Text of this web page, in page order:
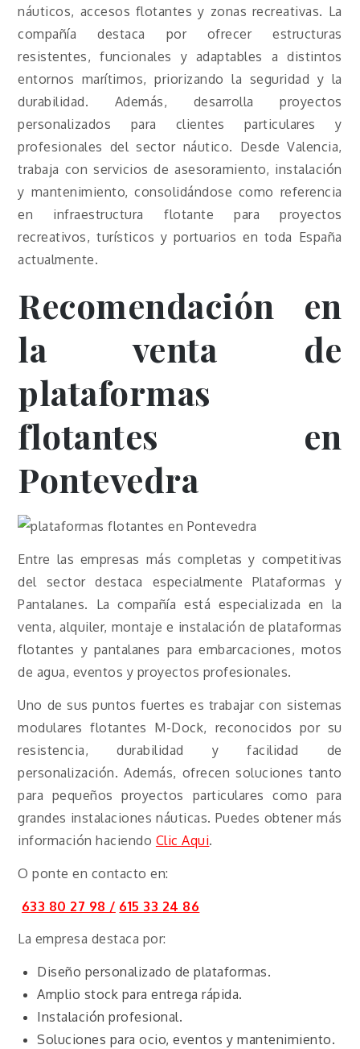
náuticos, accesos flotantes y zonas recreativas. La
compañía destaca por ofrecer estructuras
resistentes, funcionales y adaptables a distintos
entornos marítimos, priorizando la seguridad y la
durabilidad. Además, desarrolla proyectos
personalizados para clientes particulares y
profesionales del sector náutico. Desde Valencia,
trabaja con servicios de asesoramiento, instalación
y mantenimiento, consolidándose como referencia
en infraestructura flotante para proyectos
recreativos, turísticos y portuarios en toda España
actualmente.
Recomendación en
la venta de
plataformas
flotantes en
Pontevedra
Entre las empresas más completas y competitivas
del sector destaca especialmente Plataformas y
Pantalanes. La compañía está especializada en la
venta, alquiler, montaje e instalación de plataformas
flotantes y pantalanes para embarcaciones, motos
de agua, eventos y proyectos profesionales.
Uno de sus puntos fuertes es trabajar con sistemas
modulares flotantes M-Dock, reconocidos por su
resistencia, durabilidad y facilidad de
personalización. Además, ofrecen soluciones tanto
para pequeños proyectos particulares como para
grandes instalaciones náuticas. Puedes obtener más
información haciendo Clic Aqui.
O ponte en contacto en:
633 80 27 98 / 615 33 24 86
La empresa destaca por:
Diseño personalizado de plataformas.
Amplio stock para entrega rápida.
Instalación profesional.
Soluciones para ocio, eventos y mantenimiento.